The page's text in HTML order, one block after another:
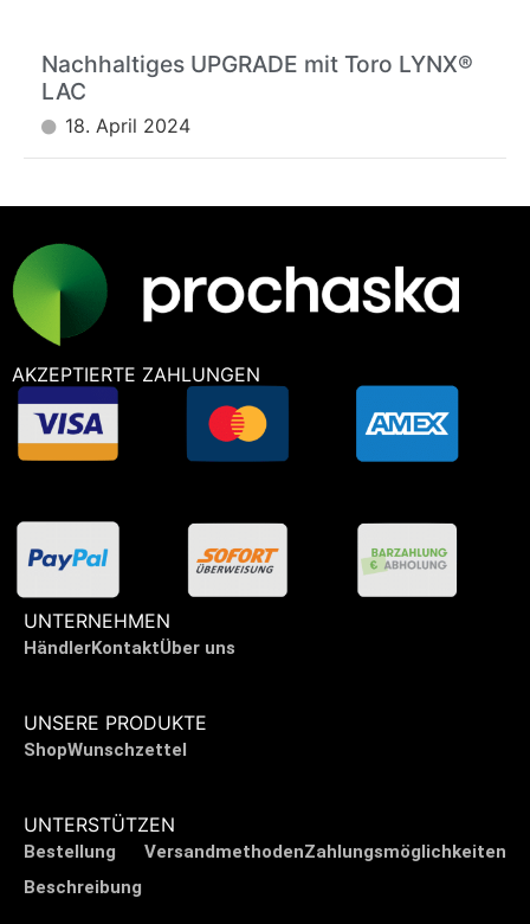
Nachhaltiges UPGRADE mit Toro LYNX®
LAC
18. April 2024
AKZEPTIERTE ZAHLUNGEN
UNTERNEHMEN
HändlerKontaktÜber uns
UNSERE PRODUKTE
ShopWunschzettel
UNTERSTÜTZEN
Bestellung
Beschreibung
VersandmethodenZahlungsmöglichkeiten